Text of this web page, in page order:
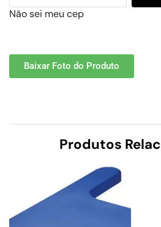
Não sei meu cep
Baixar Foto do Produto
Produtos